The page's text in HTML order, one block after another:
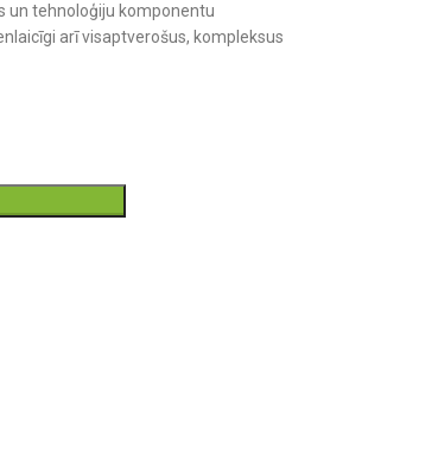
un tehnoloģiju komponentu
arī visaptverošus, kompleksus